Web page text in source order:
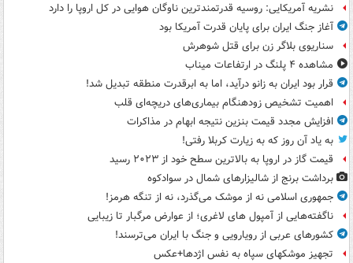
نشریه آمریکایی: روسیه قدرتمندترین ناوگان هوایی در کل اروپا را دارد
آغاز جنگ ایران برای پایان قدرت آمریکا بود
سناریوی بلاگر زن برای قتل شوهرش
مشاهده ۴ پلنگ در ارتفاعات میناب
قرار بود ایران به زانو درآید، اما به ابرقدرت منطقه تبدیل شد!
اهمیت تشخیص زودهنگام بیماری‌های دریچه‌ای قلب
افزایش مجدد قیمت بنزین نتیجه ابهام در مذاکرات
به یاد آن روز که به زیارت کربلا رفتی!
قیمت گاز در اروپا به بالاترین سطح خود از ۲۰۲۳ رسید
برداشت برنج از شالیزارهای شمال در سوادکوه
جمهوری اسلامی نه از موشک می‌گذرد، نه از تنگه هرمز!
ناگفته‌هایی از آمپول های لاغری؛ از عوارض مرگبار تا زیبایی
کشورهای عربی از رویارویی و جنگ با ایران می‌ترسند!
تجهیز موشکهای سپاه به نفس اژدها+عکس